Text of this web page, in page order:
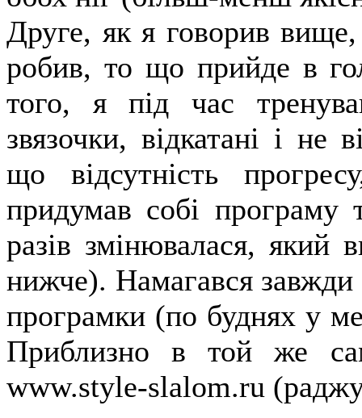
Друге, як я говорив
робив, то що прийде в
того, я під час
звязочки, відкатані і не
що відсутність
придумав собі програму
разів змінювалася, який
нижче). Намагався завжди
програмки (по буднях у
Приблизно в той же
www.style-slalom.ru